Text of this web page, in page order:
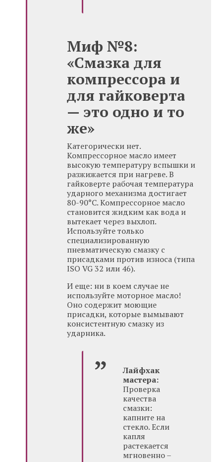
Миф №8:
«Смазка для
компрессора и
для гайковерта
— это одно и то
же»
Категорически нет.
Компрессорное масло имеет
высокую температуру вспышки и
разжижается при нагреве. В
гайковерте рабочая температура
ударного механизма достигает
80-90°C. Компрессорное масло
становится жидким как вода и
вытекает через выхлоп.
Используйте только
специализированную
пневматическую смазку с
присадками против износа (типа
ISO VG 32 или 46).
И еще: ни в коем случае не
используйте моторное масло!
Оно содержит моющие
присадки, которые вымывают
консистентную смазку из
ударника.
Лайфхак
мастера:
Проверка
качества
смазки:
капните на
стекло. Если
капля
растекается
мгновенно –